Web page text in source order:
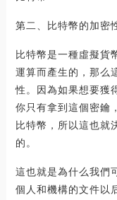
第二、比特幣的加密
比特幣是一種虛擬貨
運算而產生的，那么
性。因為如果想要獲
你只有拿到這個密鑰
比特幣，所以這也就
的。
這也就是為什么我們
個人和機構的文件以